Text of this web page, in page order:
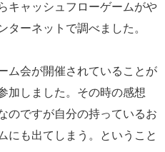
キャッシュフローゲームがや
ターネットで調べました。
ム会が開催されていることが
加しました。その時の感想
のですが自分の持っているお
にも出てしまう。ということ